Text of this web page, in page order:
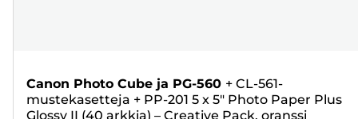
Canon Photo Cube ja PG-560 + CL-561-
mustekasetteja + PP-201 5 x 5" Photo Paper Plus
Glossy II (40 arkkia) – Creative Pack, oranssi